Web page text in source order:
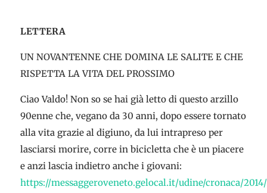
LETTERA
UN NOVANTENNE CHE DOMINA LE SALITE E CHE
RISPETTA LA VITA DEL PROSSIMO
Ciao Valdo! Non so se hai già letto di questo arzillo
90enne che, vegano da 30 anni, dopo essere tornato
alla vita grazie al digiuno, da lui intrapreso per
lasciarsi morire, corre in bicicletta che è un piacere
e anzi lascia indietro anche i giovani:
https://messaggeroveneto.gelocal.it/udine/cronaca/